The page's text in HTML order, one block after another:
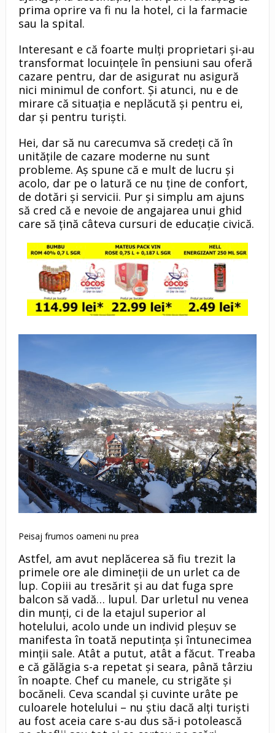
prima oprire va fi nu la hotel, ci la farmacie
sau la spital.
Interesant e că foarte mulţi proprietari şi-au
transformat locuinţele în pensiuni sau oferă
cazare pentru, dar de asigurat nu asigură
nici minimul de confort. Şi atunci, nu e de
mirare că situaţia e neplăcută şi pentru ei,
dar şi pentru turişti.
Hei, dar să nu carecumva să credeţi că în
unităţile de cazare moderne nu sunt
probleme. Aş spune că e mult de lucru şi
acolo, dar pe o latură ce nu ţine de confort,
de dotări şi servicii. Pur şi simplu am ajuns
să cred că e nevoie de angajarea unui ghid
care să ţină câteva cursuri de educaţie civică.
Peisaj frumos oameni nu prea
Astfel, am avut neplăcerea să fiu trezit la
primele ore ale dimineţii de un urlet ca de
lup. Copiii au tresărit şi au dat fuga spre
balcon să vadă… lupul. Dar urletul nu venea
din munţi, ci de la etajul superior al
hotelului, acolo unde un individ pleşuv se
manifesta în toată neputinţa şi întunecimea
minţii sale. Atât a putut, atât a făcut. Treaba
e că gălăgia s-a repetat şi seara, până târziu
în noapte. Chef cu manele, cu strigăte şi
bocăneli. Ceva scandal şi cuvinte urâte pe
culoarele hotelului – nu ştiu dacă alţi turişti
au fost aceia care s-au dus să-i potolească